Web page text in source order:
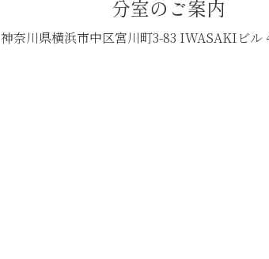
分室のご案内
神奈川県横浜市中区宮川町3-83 IWASAKIビル